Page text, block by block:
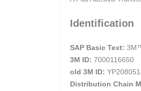
Identification
SAP Basic Text:
3M ID: 7000116650
old 3M ID:
Distribution Chain